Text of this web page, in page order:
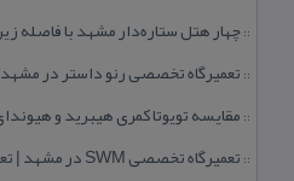
::چهار هتل‌ ستاره‌دار مشهد با فاصله زیر 5 دقیقه تا
:: تعمیرگاه تخصصی رنو داستر در مشهد | ۱۰ سال تجربه و امداد
:: مقایسه تویوتا كمری هیبرید و
:: تعمیرگاه تخصصی SWM در مشهد | تعمیر موتور، گیربكس و عیب‌یابی برق